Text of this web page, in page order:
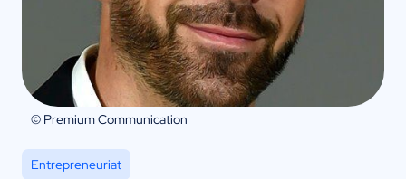
© Premium Communication
Entrepreneuriat